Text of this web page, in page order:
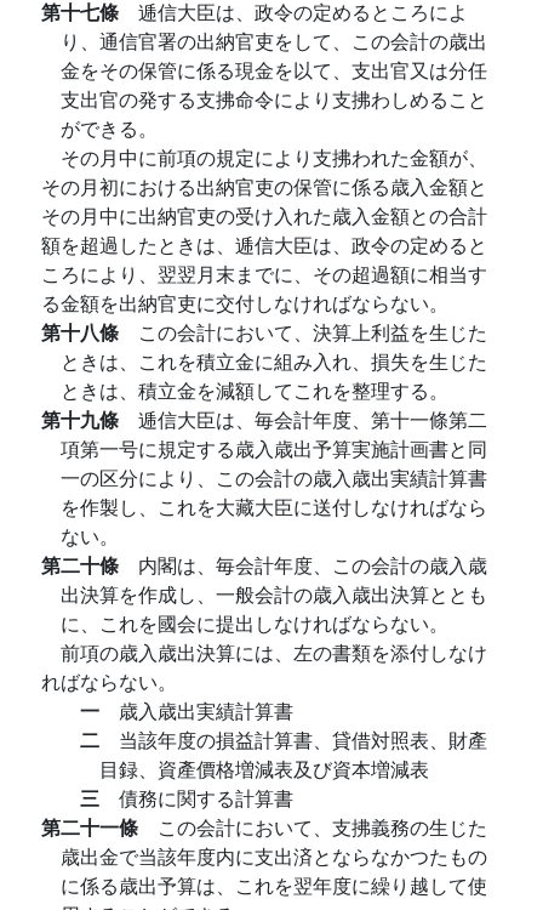
第十七條 逓信大臣は、政令の定めるところによ
り、通信官署の出納官吏をして、この会計の歳出
金をその保管に係る現金を以て、支出官又は分任
支出官の発する支拂命令により支拂わしめること
ができる。
その月中に前項の規定により支拂われた金額が、
その月初における出納官吏の保管に係る歳入金額と
その月中に出納官吏の受け入れた歳入金額との合計
額を超過したときは、逓信大臣は、政令の定めると
ころにより、翌翌月末までに、その超過額に相当す
る金額を出納官吏に交付しなければならない。
第十八條 この会計において、決算上利益を生じた
ときは、これを積立金に組み入れ、損失を生じた
ときは、積立金を減額してこれを整理する。
第十九條 逓信大臣は、毎会計年度、第十一條第二
項第一号に規定する歳入歳出予算実施計画書と同
一の区分により、この会計の歳入歳出実績計算書
を作製し、これを大藏大臣に送付しなければなら
ない。
第二十條 内閣は、毎会計年度、この会計の歳入歳
出決算を作成し、一般会計の歳入歳出決算ととも
に、これを國会に提出しなければならない。
前項の歳入歳出決算には、左の書類を添付しなけ
ればならない。
一 歳入歳出実績計算書
二 当該年度の損益計算書、貸借対照表、財產
目録、資產價格増減表及び資本増減表
三 債務に関する計算書
第二十一條 この会計において、支拂義務の生じた
歳出金で当該年度内に支出済とならなかつたもの
に係る歳出予算は、これを翌年度に繰り越して使